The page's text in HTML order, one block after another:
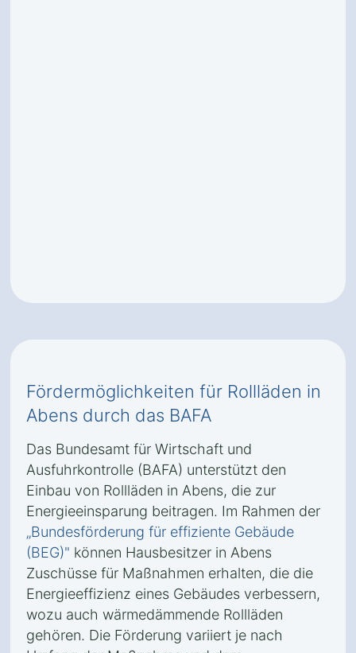
Fördermöglichkeiten für Rollläden in
Abens durch das BAFA
Das Bundesamt für Wirtschaft und
Ausfuhrkontrolle (BAFA) unterstützt den
Einbau von Rollläden in Abens, die zur
Energieeinsparung beitragen. Im Rahmen der
„Bundesförderung für effiziente Gebäude
(BEG)" können Hausbesitzer in Abens
Zuschüsse für Maßnahmen erhalten, die die
Energieeffizienz eines Gebäudes verbessern,
wozu auch wärmedämmende Rollläden
gehören. Die Förderung variiert je nach